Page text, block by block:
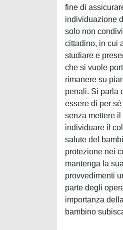
fine di
individuazione
solo non
cittadino, in cui
studiare e
che si vuole
rimanere su
penali. Si parla
essere di per
senza mettere
individuare il
salute del
protezione nei
mantenga la
provvedimenti
parte degli
importanza
bambino